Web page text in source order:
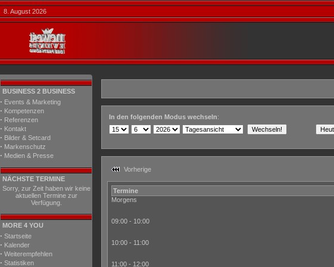
8. August 2026
BUSINESS 2 BUSINESS
· Events & Marketing
· Kompetenzen
· Referenzen
· Kontakt
· Bilder & Setcard
· Markenschutz
· Medien & Presse
NÄCHSTE TERMINE
Sorry, zur Zeit haben wir keine
aktuellen Termine zur
Verfügung.
MORE 4 YOU
· Startseite
· Kalender
· Weiterempfehlen
· Statistiken
In den folgenden Modus wechseln:
Vorherige
Termine
Morgens
09:00 - 10:00
10:00 - 11:00
11:00 - 12:00